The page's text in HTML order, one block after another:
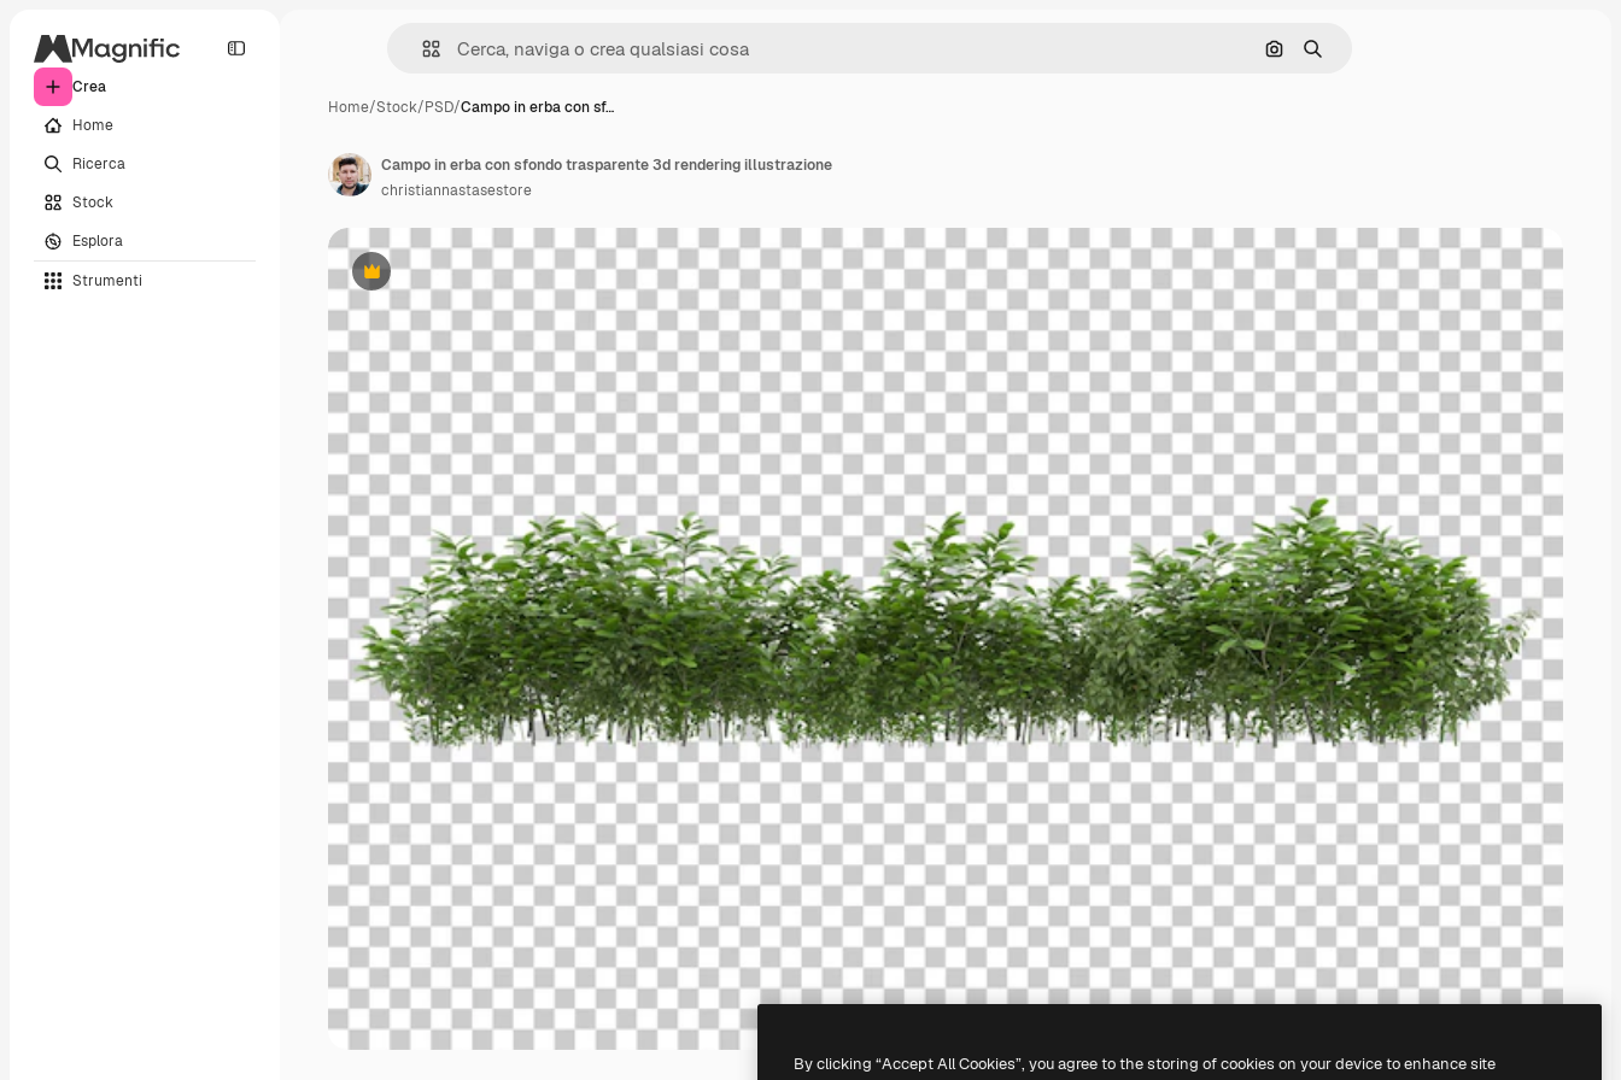
Crea
Home
Ricerca
Stock
Esplora
Strumenti
Cerca per immagine
Ricerca
Home/Stock/PSD/Campo in erba con sf…
Premium
Campo in erba con sfondo trasparente 3d rendering illustrazione
christiannastasestore
By clicking “Accept All Cookies”, you agree to the storing of cookies on your device to enhance site